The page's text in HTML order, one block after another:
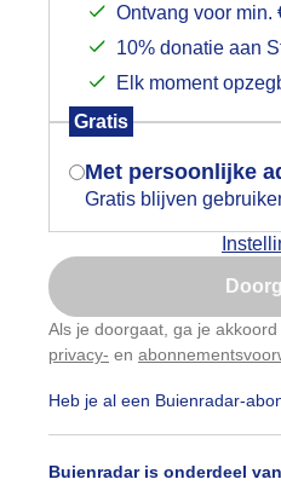
Ontvang voor min.
10% donatie aan
Elk moment
Gratis
Met persoonlijke
Gratis blijven
Als je doorgaat, ga je akkoord
privacy- en
Heb je al een Buienradar-
Buienradar is onderdeel
Indien je hier nog
gegeven, verschijnt
je browser waarin
Is goed,
Nu niet,
Gebruik je Safari en wil je
Klikhierom dit